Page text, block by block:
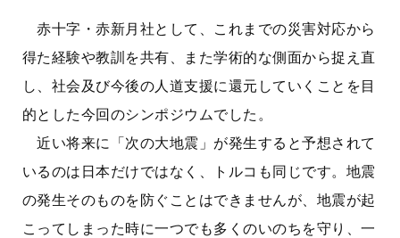
赤十字・赤新月社として、これまでの災害対応から
得た経験や教訓を共有、また学術的な側面から捉え直
し、社会及び今後の人道支援に還元していくことを目
的とした今回のシンポジウムでした。
近い将来に「次の大地震」が発生すると予想されて
いるのは日本だけではなく、トルコも同じです。地震
の発生そのものを防ぐことはできませんが、地震が起
こってしまった時に一つでも多くのいのちを守り、一